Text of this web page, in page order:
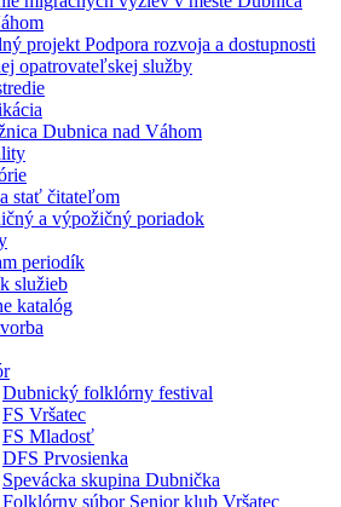
projekt Podpora rozvoja a dostupnosti
opatrovateľskej služby
Dubnica nad Váhom
stať čitateľom
a výpožičný poriadok
periodík
služieb
katalóg
Dubnický folklórny festival
FS Vršatec
FS Mladosť
DFS Prvosienka
Spevácka skupina Dubnička
Folklórny súbor Senior klub Vršatec